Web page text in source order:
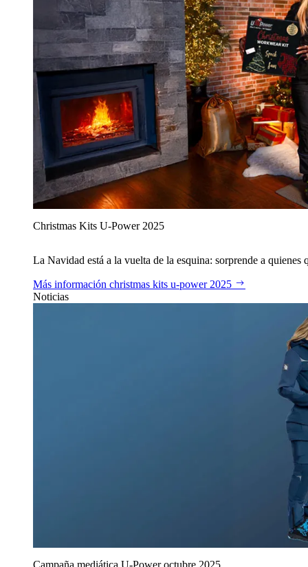
Christmas Kits U‑Power 2025
La Navidad está a la vuelta de la esquina: sorprende a
Más información christmas kits u‑power 2025
Noticias
Campaña mediática U‑Power octubre 2025